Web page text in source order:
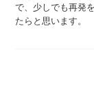
で、少しでも再発
たらと思います。